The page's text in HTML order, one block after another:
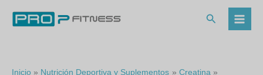
contenido
Buscar
Inicio Nutrición Deportiva y Suplementos
Creatina